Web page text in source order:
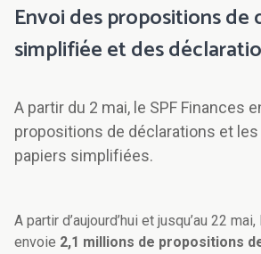
Envoi des propositions de
simplifiée et des
A partir du 2 mai, le SPF Finances
propositions de déclarations et
papiers simplifiées.
A partir d’aujourd’hui et jusqu’au 22
envoie 2,1 millions de propositions